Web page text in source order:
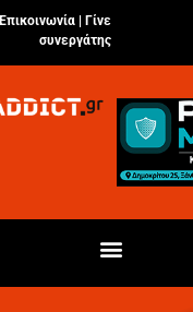
Επικοινωνία
Γίνε
συνεργάτης